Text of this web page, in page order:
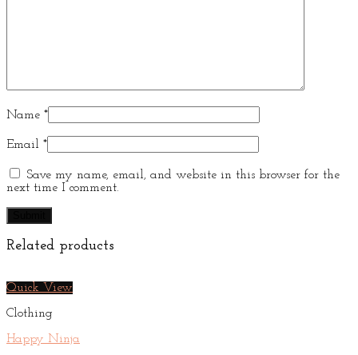
Name *
Email *
Save my name, email, and website in this browser for the
next time I comment.
Related products
Quick View
Clothing
Happy Ninja